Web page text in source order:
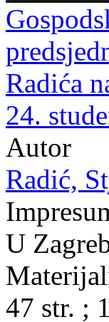
Radića
24.
Autor
Radić,
U
47 str. ;